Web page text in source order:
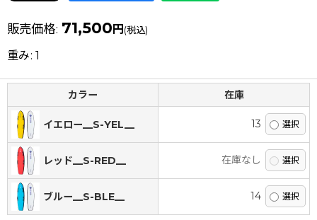
販売価格: 71,500 円 (税込)
重み: 1
カラー 在庫
イエロー__S-YEL__ 13
レッド__S-RED__ 在庫なし
ブルー__S-BLE__ 14